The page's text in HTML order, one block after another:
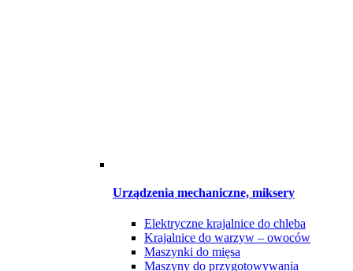
Urządzenia mechaniczne, miksery
Elektryczne krajalnice do chleba
Krajalnice do warzyw – owoców
Maszynki do mięsa
Maszyny do przygotowywania